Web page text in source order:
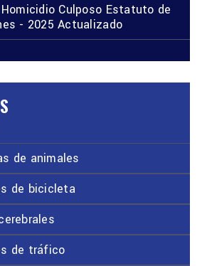
Culposo Estatuto de
- 2025 Actualizado
de animales
de bicicleta
de tráfico